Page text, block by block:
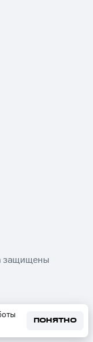
ПОНЯТНО
защищены